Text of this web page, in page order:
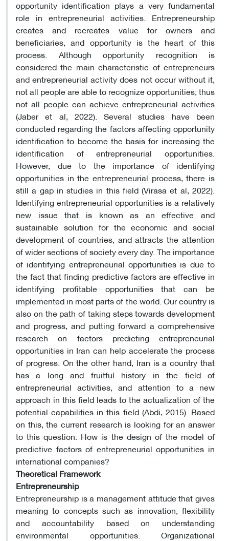
opportunity identification plays a very fundamental
role in entrepreneurial activities. Entrepreneurship
creates and recreates value for owners and
beneficiaries, and opportunity is the heart of this
process. Although opportunity recognition is
considered the main characteristic of entrepreneurs
and entrepreneurial activity does not occur without it,
not all people are able to recognize opportunities; thus
not all people can achieve entrepreneurial activities
(Jaber et al, 2022). Several studies have been
conducted regarding the factors affecting opportunity
identification to become the basis for increasing the
identification of entrepreneurial opportunities.
However, due to the importance of identifying
opportunities in the entrepreneurial process, there is
still a gap in studies in this field (Virasa et al, 2022).
Identifying entrepreneurial opportunities is a relatively
new issue that is known as an effective and
sustainable solution for the economic and social
development of countries, and attracts the attention
of wider sections of society every day. The importance
of identifying entrepreneurial opportunities is due to
the fact that finding predictive factors are effective in
identifying profitable opportunities that can be
implemented in most parts of the world. Our country is
also on the path of taking steps towards development
and progress, and putting forward a comprehensive
research on factors predicting entrepreneurial
opportunities in Iran can help accelerate the process
of progress. On the other hand, Iran is a country that
has a long and fruitful history in the field of
entrepreneurial activities, and attention to a new
approach in this field leads to the actualization of the
potential capabilities in this field (Abdi, 2015). Based
on this, the current research is looking for an answer
to this question: How is the design of the model of
predictive factors of entrepreneurial opportunities in
international companies?
Theoretical Framework
Entrepreneurship
Entrepreneurship is a management attitude that gives
meaning to concepts such as innovation, flexibility
and accountability based on understanding
environmental opportunities. Organizational